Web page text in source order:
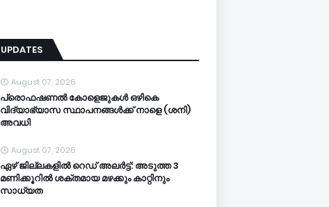
UPDATES
August 07, 2026
പ്രൊഫഷണൽ കോളെജുകൾ ഒഴികെ
വിദ്യാഭ്യാസ സ്ഥാപനങ്ങൾക്ക് നാളെ (ശനി)
അവധി
August 07, 2026
ഏഴ് ജില്ലകളില്‍ റെഡ് അലര്‍ട്ട്: അടുത്ത 3
മണിക്കൂറിൽ ശക്തമായ മഴക്കും കാറ്റിനും
സാധ്യത